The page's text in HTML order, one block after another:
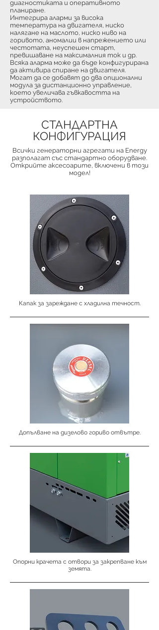
диагностиката и оперативното
планиране.
Интегрира аларми за висока
температура на двигателя, ниско
налягане на маслото, ниско ниво на
горивото, аномалии в напрежението или
честотата, неуспешен старт,
превишаване на максималния ток и др.
Всяка аларма може да бъде конфигурирана
да активира спиране на двигателя.
Могат да се добавят до два опционални
модула за дистанционно управление,
което увеличава гъвкавостта на
устройството.
СТАНДАРТНА
КОНФИГУРАЦИЯ
Всички генераторни агрегати на Energy
разполагат със стандартно оборудване.
Открийте аксесоарите, включени в този
модел!
Капак за зареждане с хладилна течност.
Допълване на дизелово гориво отвътре.
Опорни крачета с отвори за закрепване към
земята.